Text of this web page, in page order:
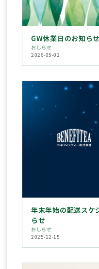
GW休業日のお知らせ
おしらせ
2026-05-01
年末年始の配送スケ
らせ
おしらせ
2025-12-15